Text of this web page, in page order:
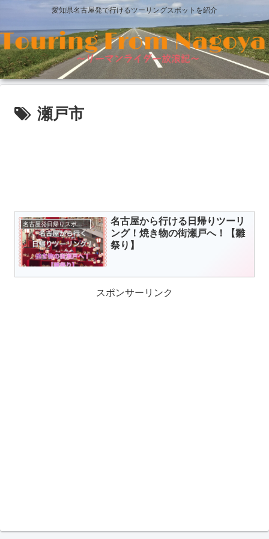
愛知県名古屋発で行けるツーリングスポットを紹介
瀬戸市
名古屋発日帰りスポット
名古屋から行ける日帰りツーリ
ング！焼き物の街瀬戸へ！【雛
祭り】
スポンサーリンク